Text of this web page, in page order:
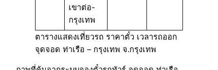
เขาต่อ-
กรุงเทพ
ตารางแสดงเที่ยวรถ ราคาตั๋ว เวลารถออก
จุดจอด ท่าเรือ – กรุงเทพ จ.กรุงเทพ